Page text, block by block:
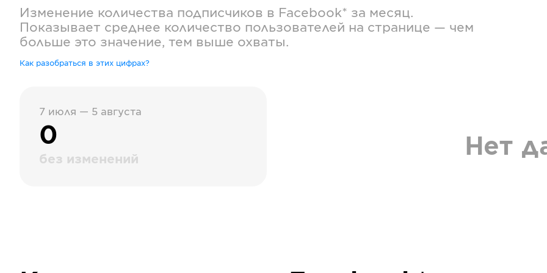
Изменение количества подписчиков в Facebook* за месяц.
Показывает среднее количество пользователей на странице — чем
больше это значение, тем выше охваты.
Как разобраться в этих цифрах?
7 июля — 5 августа
0
без изменений Нет